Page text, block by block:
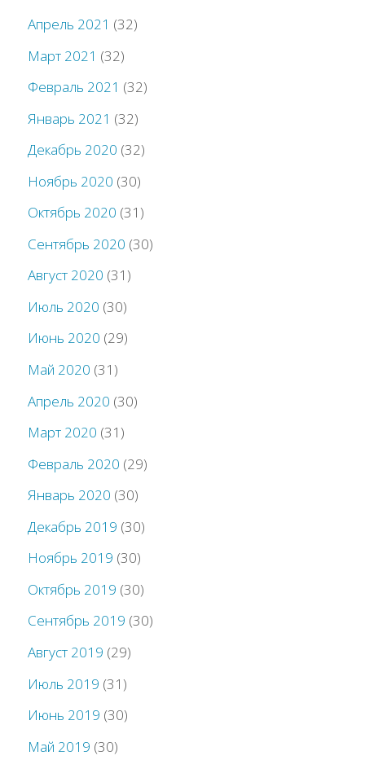
Апрель 2021 (32)
Март 2021 (32)
Февраль 2021 (32)
Январь 2021 (32)
Декабрь 2020 (32)
Ноябрь 2020 (30)
Октябрь 2020 (31)
Сентябрь 2020 (30)
Август 2020 (31)
Июль 2020 (30)
Июнь 2020 (29)
Май 2020 (31)
Апрель 2020 (30)
Март 2020 (31)
Февраль 2020 (29)
Январь 2020 (30)
Декабрь 2019 (30)
Ноябрь 2019 (30)
Октябрь 2019 (30)
Сентябрь 2019 (30)
Август 2019 (29)
Июль 2019 (31)
Июнь 2019 (30)
Май 2019 (30)